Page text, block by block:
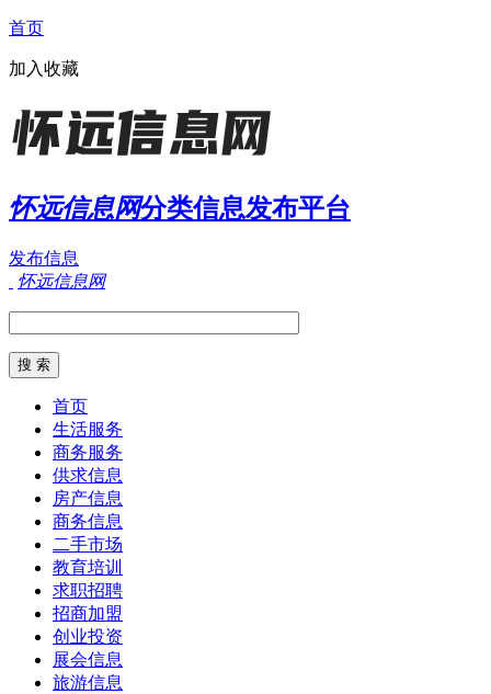
首页
加入收藏
怀远信息网分类信息发布平台
发布信息
怀远信息网
首页
生活服务
商务服务
供求信息
房产信息
商务信息
二手市场
教育培训
求职招聘
招商加盟
创业投资
展会信息
旅游信息